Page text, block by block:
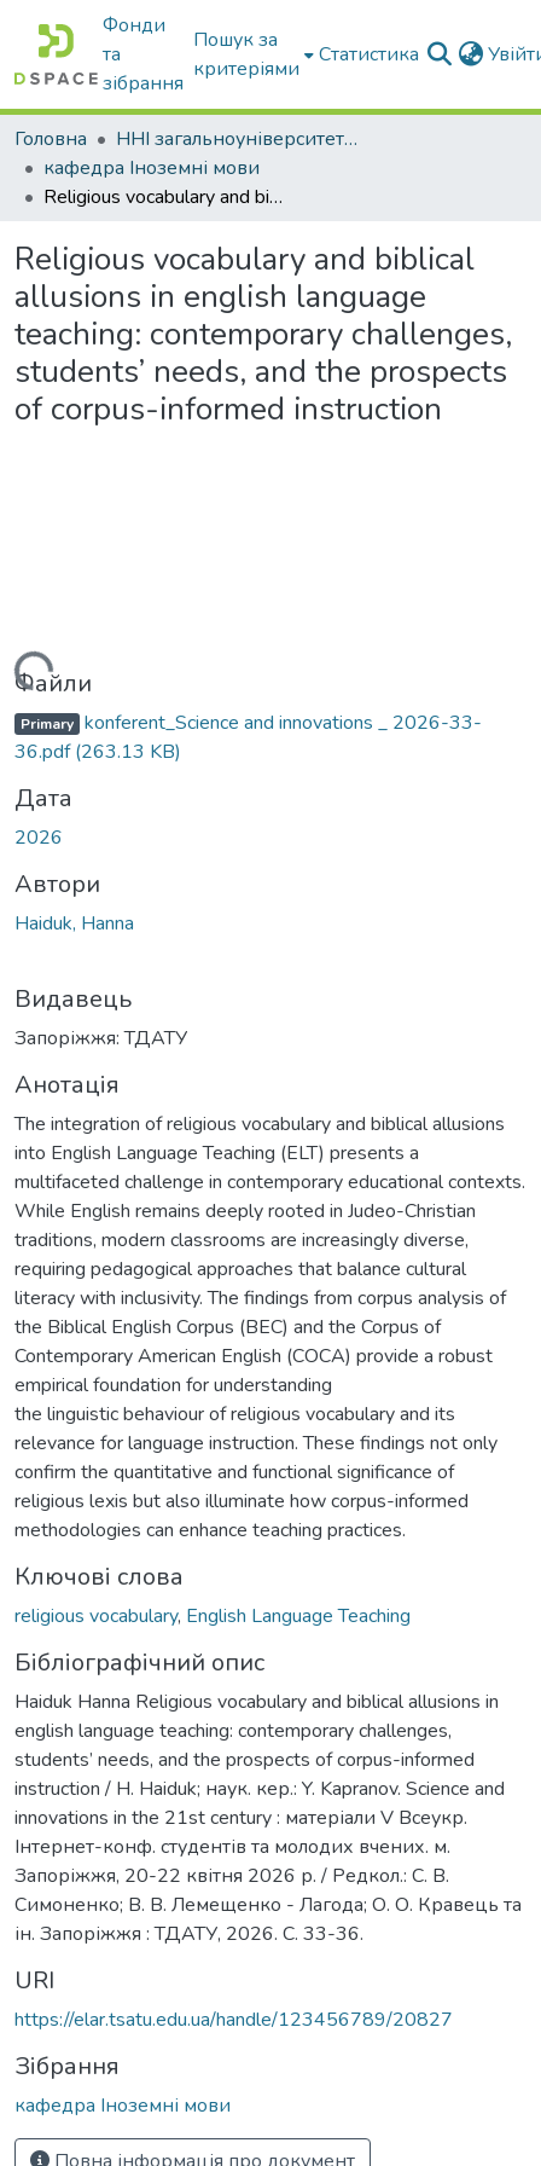
Фонди
та
зібрання
Пошук за
критеріями
Статистика
Головна
ННІ загальноуніверситетської підготовки
кафедра Іноземні мови
Religious vocabulary and biblical allusions in english language teaching: contemporary challenges, students’ needs, and the prospects of corpus-informed instruction
Religious vocabulary and biblical
allusions in english language
teaching: contemporary challenges,
students’ needs, and the prospects
of corpus-informed instruction
Файли
Primary konferent_Science and innovations _ 2026-33-
36.pdf(263.13 KB)
Дата
2026
Автори
Haiduk, Hanna
Видавець
Запоріжжя: ТДАТУ
Анотація
The integration of religious vocabulary and biblical allusions
into English Language Teaching (ELT) presents a
multifaceted challenge in contemporary educational contexts.
While English remains deeply rooted in Judeo-Christian
traditions, modern classrooms are increasingly diverse,
requiring pedagogical approaches that balance cultural
literacy with inclusivity. The findings from corpus analysis of
the Biblical English Corpus (BEC) and the Corpus of
Contemporary American English (COCA) provide a robust
empirical foundation for understanding
the linguistic behaviour of religious vocabulary and its
relevance for language instruction. These findings not only
confirm the quantitative and functional significance of
religious lexis but also illuminate how corpus-informed
methodologies can enhance teaching practices.
Ключові слова
religious vocabulary, English Language Teaching
Бібліографічний опис
Haiduk Hanna Religious vocabulary and biblical allusions in
english language teaching: contemporary challenges,
students’ needs, and the prospects of corpus-informed
instruction / H. Haiduk; наук. кер.: Y. Kapranov. Science and
innovations in the 21st century : матеріали V Всеукр.
Інтернет-конф. студентів та молодих вчених. м.
Запоріжжя, 20-22 квітня 2026 р. / Редкол.: С. В.
Симоненко; В. В. Лемещенко - Лагода; О. О. Кравець та
ін. Запоріжжя : ТДАТУ, 2026. C. 33-36.
URI
https://elar.tsatu.edu.ua/handle/123456789/20827
Зібрання
кафедра Іноземні мови